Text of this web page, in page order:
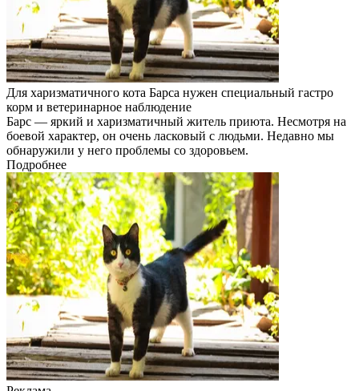
Для харизматичного кота Барса нужен специальный гастро
корм и ветеринарное наблюдение
Барс — яркий и харизматичный житель приюта. Несмотря на
боевой характер, он очень ласковый с людьми. Недавно мы
обнаружили у него проблемы со здоровьем.
Подробнее